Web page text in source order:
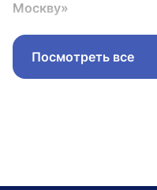
Москву»
Посмотреть все